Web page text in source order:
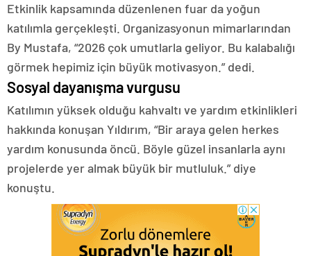
Etkinlik kapsamında düzenlenen fuar da yoğun
katılımla gerçekleşti. Organizasyonun mimarlarından
By Mustafa, “2026 çok umutlarla geliyor. Bu kalabalığı
görmek hepimiz için büyük motivasyon.” dedi.
Sosyal dayanışma vurgusu
Katılımın yüksek olduğu kahvaltı ve yardım etkinlikleri
hakkında konuşan Yıldırım, “Bir araya gelen herkes
yardım konusunda öncü. Böyle güzel insanlarla aynı
projelerde yer almak büyük bir mutluluk.” diye
konuştu.